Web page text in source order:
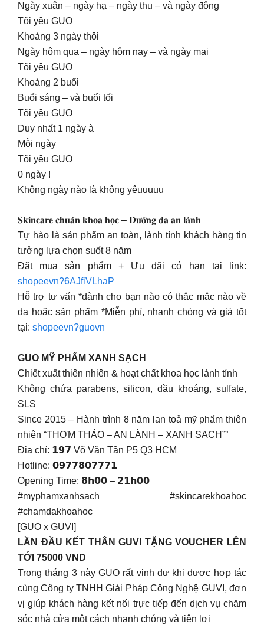
Ngày xuân – ngày hạ – ngày thu – và ngày đông
Tôi yêu GUO
Khoảng 3 ngày thôi
Ngày hôm qua – ngày hôm nay – và ngày mai
Tôi yêu GUO
Khoảng 2 buổi
Buổi sáng – và buổi tối
Tôi yêu GUO
Duy nhất 1 ngày à
Mỗi ngày
Tôi yêu GUO
0 ngày !
Không ngày nào là không yêuuuuu
𝐒𝐤𝐢𝐧𝐜𝐚𝐫𝐞 𝐜𝐡𝐮𝐚̂̉𝐧 𝐤𝐡𝐨𝐚 𝐡𝐨̣𝐜 – 𝐃𝐮̛𝐨̛̃𝐧𝐠 𝐝𝐚 𝐚𝐧 𝐥𝐚̀𝐧𝐡
Tự hào là sản phẩm an toàn, lành tính khách hàng tin
tưởng lựa chọn suốt 8 năm
Đặt mua sản phẩm + Ưu đãi có hạn tại link:
shopeevn?6AJfiVLhaP
Hỗ trợ tư vấn *dành cho bạn nào có thắc mắc nào về
da hoặc sản phẩm *Miễn phí, nhanh chóng và giá tốt
tại: shopeevn?guovn
GUO MỸ PHẨM XANH SẠCH
Chiết xuất thiên nhiên & hoạt chất khoa học lành tính
Không chứa parabens, silicon, dầu khoáng, sulfate,
SLS
Since 2015 – Hành trình 8 năm lan toả mỹ phẩm thiên
nhiên “THƠM THẢO – AN LÀNH – XANH SẠCH””
Địa chỉ: 𝟭𝟵𝟳 Võ Văn Tần P5 Q3 HCM
Hotline: 𝟬𝟵𝟳𝟳𝟴𝟬𝟳𝟳𝟳𝟭
Opening Time: 𝟴𝗵𝟬𝟬 – 𝟮𝟭𝗵𝟬𝟬
#myphamxanhsach #skincarekhoahoc
#chamdakhoahoc
[GUO x GUVI]
LẦN ĐẦU KẾT THÂN GUVI TẶNG VOUCHER LÊN
TỚI 75000 VND
Trong tháng 3 này GUO rất vinh dự khi được hợp tác
cùng Công ty TNHH Giải Pháp Công Nghệ GUVI, đơn
vị giúp khách hàng kết nối trực tiếp đến dịch vụ chăm
sóc nhà cửa một cách nhanh chóng và tiện lợi